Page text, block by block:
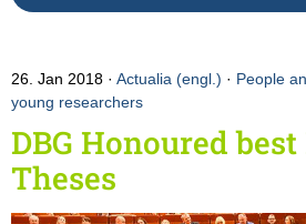
26. Jan 2018 Actualia (engl.) · People
young researchers
DBG Honoured
Theses